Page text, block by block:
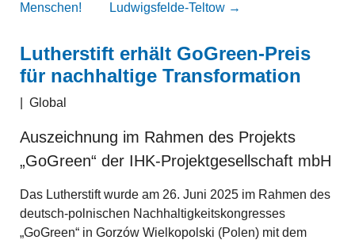
Menschen!
Ludwigsfelde-Teltow →
Lutherstift erhält GoGreen-Preis
für nachhaltige Transformation
Global
Auszeichnung im Rahmen des Projekts
„GoGreen“ der IHK-Projektgesellschaft mbH
Das Lutherstift wurde am 26. Juni 2025 im Rahmen des
deutsch-polnischen Nachhaltigkeitskongresses
„GoGreen“ in Gorzów Wielkopolski (Polen) mit dem